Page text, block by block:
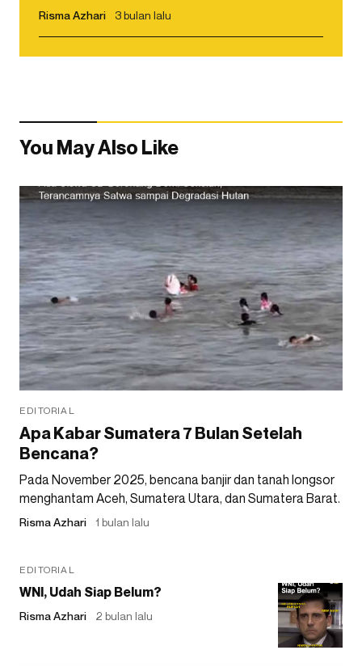
Risma Azhari 3 bulan lalu
You May Also Like
EDITORIAL
Apa Kabar Sumatera 7 Bulan Setelah
Bencana?
Pada November 2025, bencana banjir dan tanah longsor
menghantam Aceh, Sumatera Utara, dan Sumatera Barat.
Risma Azhari 1 bulan lalu
EDITORIAL
WNI, Udah Siap Belum?
Risma Azhari 2 bulan lalu